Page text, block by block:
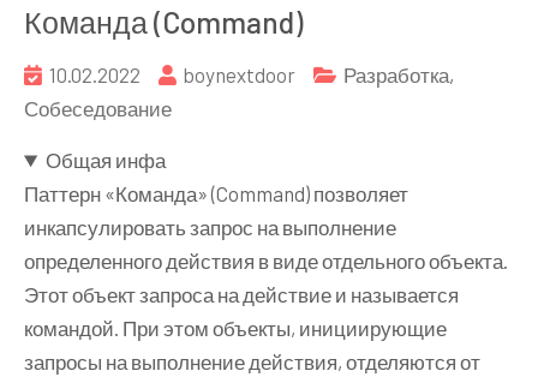
Команда (Command)
10.02.2022 boynextdoor Разработка,
Собеседование
Общая инфа
Паттерн «Команда» (Command) позволяет
инкапсулировать запрос на выполнение
определенного действия в виде отдельного объекта.
Этот объект запроса на действие и называется
командой. При этом объекты, инициирующие
запросы на выполнение действия, отделяются от